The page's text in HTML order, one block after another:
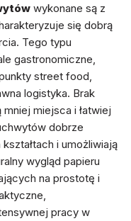
wykonane są z
się dobrą
Tego typu
gastronomiczne,
street food,
logistyka. Brak
miejsca i łatwiej
dobrze
i umożliwiają
wygląd papieru
na prostotę i
pracy w